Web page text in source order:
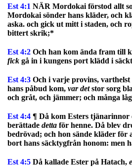
Est 4:1 NÄR Mordokai förstod allt
Mordokai sönder hans kläder, och
aska. och gick ut mitt i staden, och
bittert skrik;*
Est 4:2 Och han kom ända fram till
fick gå in i kungens port klädd i
Est 4:3 Och i varje provins, varthelst
hans påbud kom, var detstor sorg
och gråt, och jämmer; och många
Est 4:4 ¶ Då kom Esters tjänarinnor
berättade detta för henne. Då blev
bedrövad; och hon sände kläder för
bort hans säcktygfrån honom: men
Est 4:5 Då kallade Ester på Hatach,